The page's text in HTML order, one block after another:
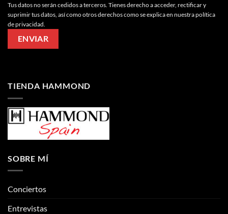
Tus datos no serán cedidos a terceros. Tienes derecho a acceder, rectificar y
suprimir tus datos, así como otros derechos como se explica en nuestra política
de privacidad.
TIENDA HAMMOND
SOBRE MÍ
Conciertos
Entrevistas